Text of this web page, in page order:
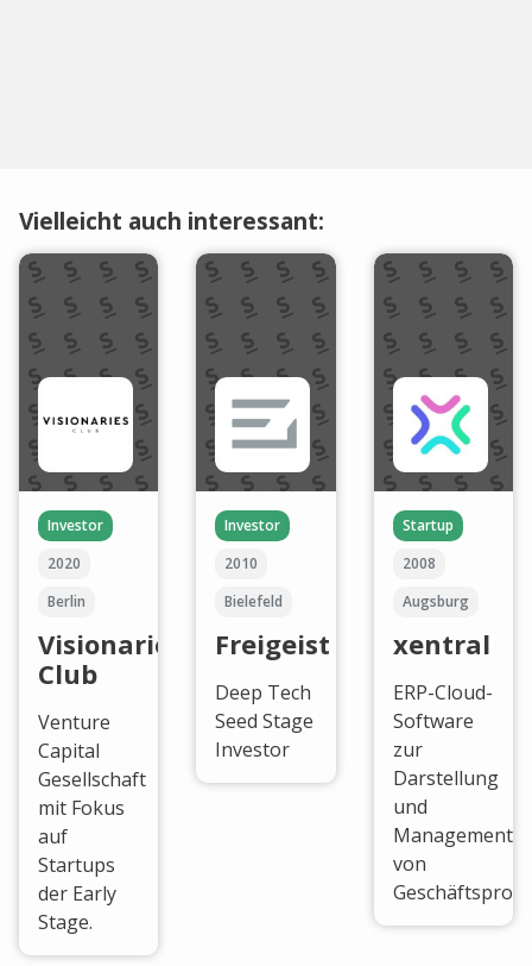
Vielleicht auch interessant:
Investor
2020
Berlin
Visionaries
Club
Venture
Capital
Gesellschaft
mit Fokus
auf
Startups
der Early
Stage.
Investor
2010
Bielefeld
Freigeist
Deep Tech
Seed Stage
Investor
Startup
2008
Augsburg
xentral
ERP-Cloud-
Software
zur
Darstellung
und
Management
von